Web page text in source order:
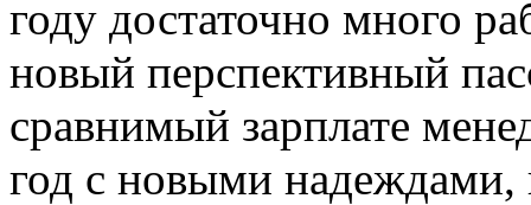
году достаточно много
новый перспективный
сравнимый зарплате
год с новыми надеждами,